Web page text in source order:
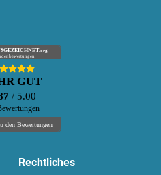
.org
GUT
/ 5.00
den Bewertungen
Rechtliches